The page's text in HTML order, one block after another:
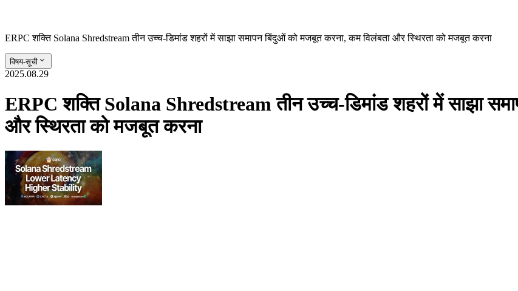
ERPC शक्ति Solana Shredstream तीन उच्च-डिमांड शहरों में साझा समापन बिंदुओं को मजबूत करना, कम विलंबता और स्थिरता को मजबूत करना
विषय-सूची
2025.08.29
ERPC शक्ति Solana Shredstream तीन उच्च-डिमांड शहरों में साझा
और स्थिरता को मजबूत करना